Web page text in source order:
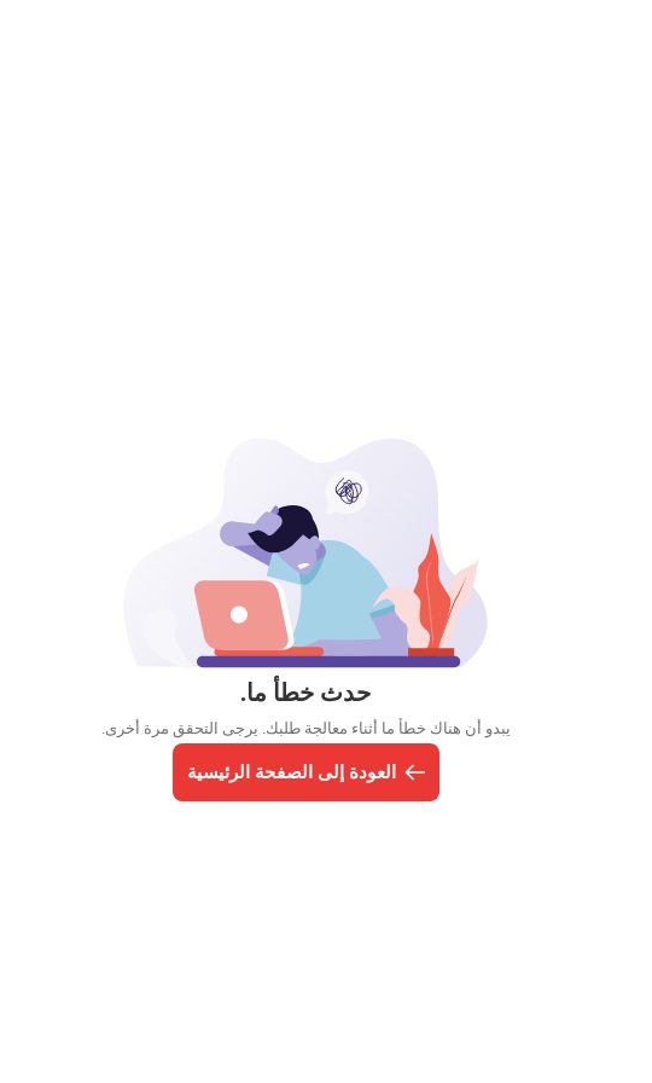
حدث خطأ ما.
يبدو أن هناك خطأ ما أثناء معالجة طلبك. يرجى التحقق مرة أخرى.
العودة إلى الصفحة الرئيسية